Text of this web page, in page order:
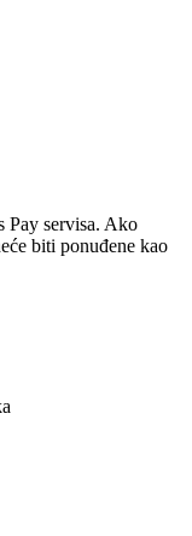
Pay servisa. Ako
biti ponuđene kao